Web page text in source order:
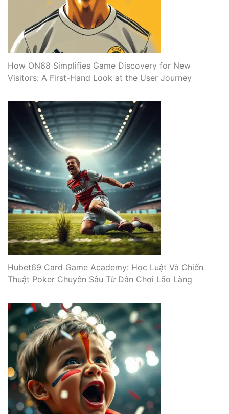
How ON68 Simplifies Game Discovery for New
Visitors: A First-Hand Look at the User Journey
Hubet69 Card Game Academy: Học Luật Và Chiến
Thuật Poker Chuyên Sâu Từ Dân Chơi Lão Làng